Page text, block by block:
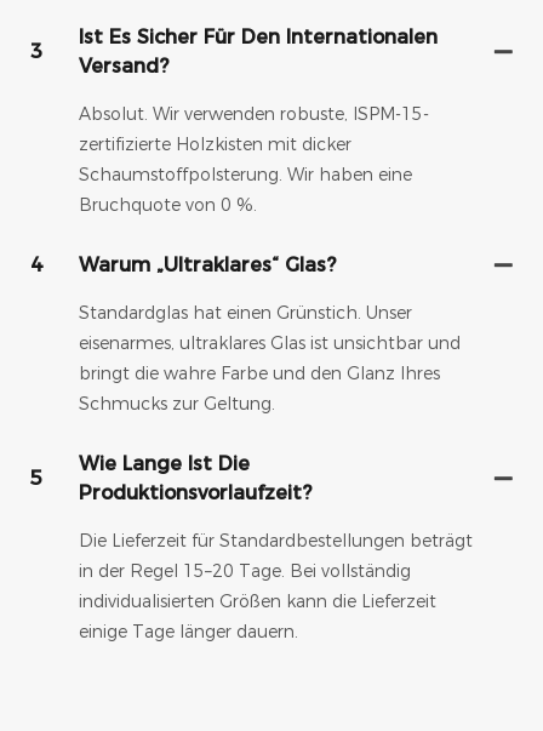
3
Ist Es Sicher Für Den Internationalen
Versand?
Absolut. Wir verwenden robuste, ISPM-15-
zertifizierte Holzkisten mit dicker
Schaumstoffpolsterung. Wir haben eine
Bruchquote von 0 %.
4 Warum „ultraklares“ Glas?
Standardglas hat einen Grünstich. Unser
eisenarmes, ultraklares Glas ist unsichtbar und
bringt die wahre Farbe und den Glanz Ihres
Schmucks zur Geltung.
5
Wie Lange Ist Die
Produktionsvorlaufzeit?
Die Lieferzeit für Standardbestellungen beträgt
in der Regel 15–20 Tage. Bei vollständig
individualisierten Größen kann die Lieferzeit
einige Tage länger dauern.